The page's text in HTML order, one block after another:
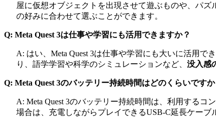
屋に仮想オブジェクトを出現させて遊ぶものや、パ
の好みに合わせて選ぶことができます。
Q: Meta Quest 3は仕事や学習にも活用できますか？
A: はい、Meta Quest 3は仕事や学習にも大いに活用で
り、語学学習や科学のシミュレーションなど、 没入感
Q: Meta Quest 3のバッテリー持続時間はどのくらいですか
A: Meta Quest 3のバッテリー持続時間は、利用する
場合は、充電しながらプレイできるUSB-C延長ケーブ